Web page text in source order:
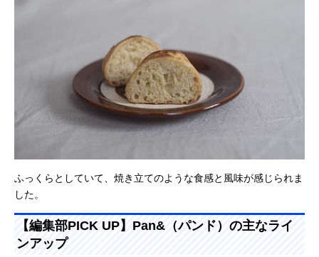
ふっくらとしていて、焼き立てのような食感と風味が感じられま
した。
【編集部PICK UP】Pan&（パンド）の主なライ
ンアップ